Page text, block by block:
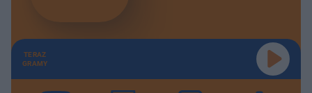
TERAZ
GRAMY